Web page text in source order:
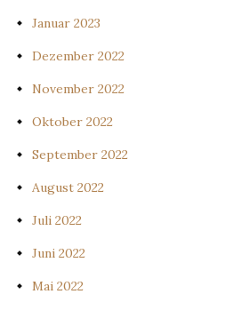
Januar 2023
Dezember 2022
November 2022
Oktober 2022
September 2022
August 2022
Juli 2022
Juni 2022
Mai 2022